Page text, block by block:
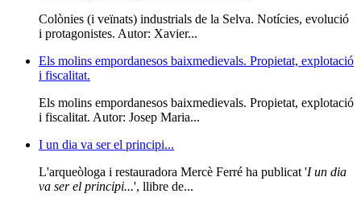
Colònies (i veïnats) industrials de la Selva. Notícies, evolució
i protagonistes. Autor: Xavier...
Els molins empordanesos baixmedievals. Propietat, explotació
i fiscalitat.
Els molins empordanesos baixmedievals. Propietat, explotació
i fiscalitat. Autor: Josep Maria...
I un dia va ser el principi...
L'arqueòloga i restauradora Mercè Ferré ha publicat 'I un dia
va ser el principi...', llibre de...